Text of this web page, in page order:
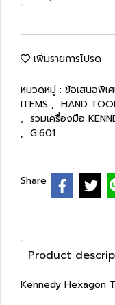
เพิ่มรายการโปรด
หมวดหมู่ : ข้อเสนอพิเ
ITEMS , HAND
, รวมเครื่องมือ
, G.601
Share
Product
Kennedy Hexagon